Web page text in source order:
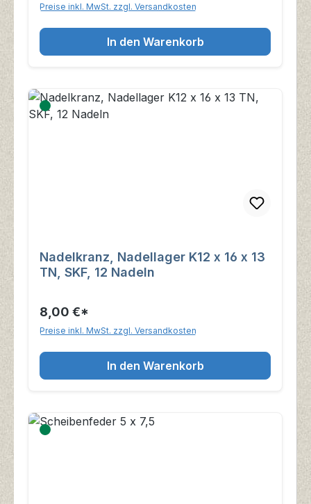
Preise inkl. MwSt. zzgl. Versandkosten
In den Warenkorb
Nadelkranz, Nadellager K12 x 16 x 13
TN, SKF, 12 Nadeln
8,00 €*
Preise inkl. MwSt. zzgl. Versandkosten
In den Warenkorb